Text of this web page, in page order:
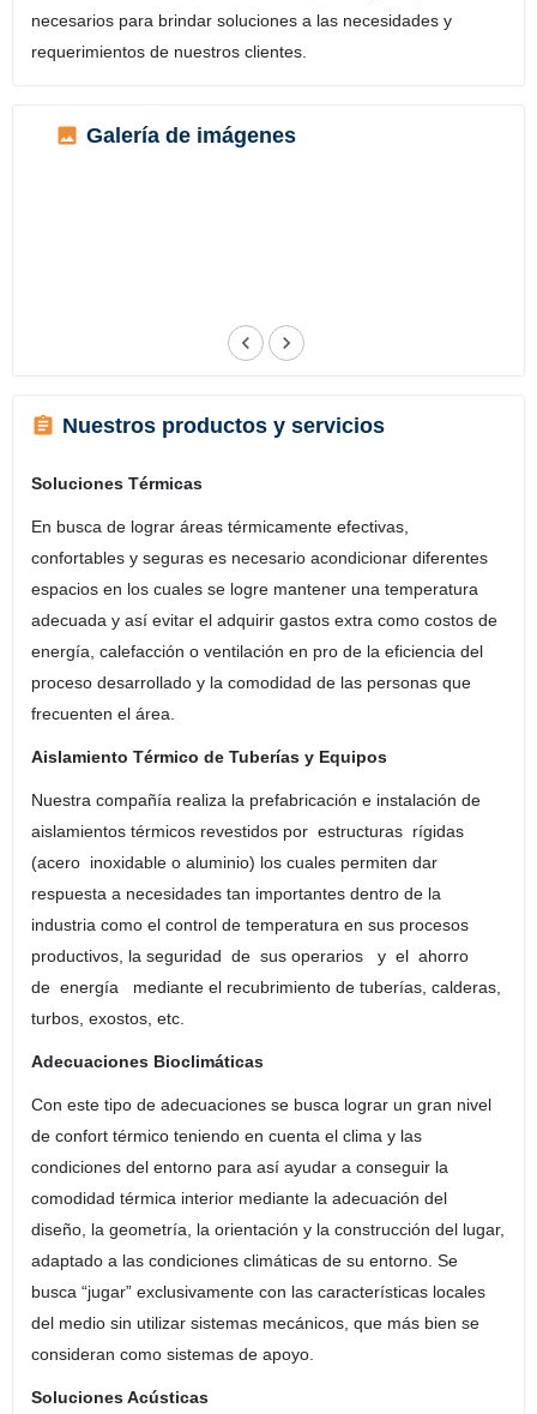
necesarios para brindar soluciones a las necesidades y
requerimientos de nuestros clientes.
Galería de imágenes
Nuestros productos y servicios
Soluciones Térmicas
En busca de lograr áreas térmicamente efectivas,
confortables y seguras es necesario acondicionar diferentes
espacios en los cuales se logre mantener una temperatura
adecuada y así evitar el adquirir gastos extra como costos de
energía, calefacción o ventilación en pro de la eficiencia del
proceso desarrollado y la comodidad de las personas que
frecuenten el área.
Aislamiento Térmico de Tuberías y Equipos
Nuestra compañía realiza la prefabricación e instalación de
aislamientos térmicos revestidos por estructuras rígidas
(acero inoxidable o aluminio) los cuales permiten dar
respuesta a necesidades tan importantes dentro de la
industria como el control de temperatura en sus procesos
productivos, la seguridad de sus operarios y el ahorro
de energía mediante el recubrimiento de tuberías, calderas,
turbos, exostos, etc.
Adecuaciones Bioclimáticas
Con este tipo de adecuaciones se busca lograr un gran nivel
de confort térmico teniendo en cuenta el clima y las
condiciones del entorno para así ayudar a conseguir la
comodidad térmica interior mediante la adecuación del
diseño, la geometría, la orientación y la construcción del lugar,
adaptado a las condiciones climáticas de su entorno. Se
busca “jugar” exclusivamente con las características locales
del medio sin utilizar sistemas mecánicos, que más bien se
consideran como sistemas de apoyo.
Soluciones Acústicas